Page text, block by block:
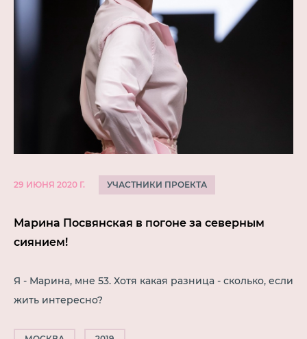
29 ИЮНЯ 2020 Г. УЧАСТНИКИ ПРОЕКТА
Марина Посвянская в погоне за северным
сиянием!
Я - Марина, мне 53. Хотя какая разница - сколько, если
жить интересно?